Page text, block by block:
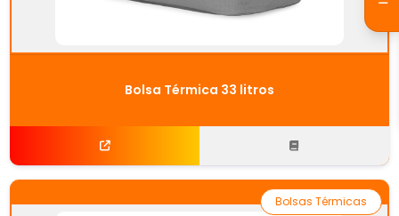
Bolsa Térmica 33 litros
Bolsas Térmicas